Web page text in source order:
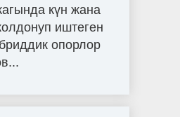
күн жана
иштеген
опорлор